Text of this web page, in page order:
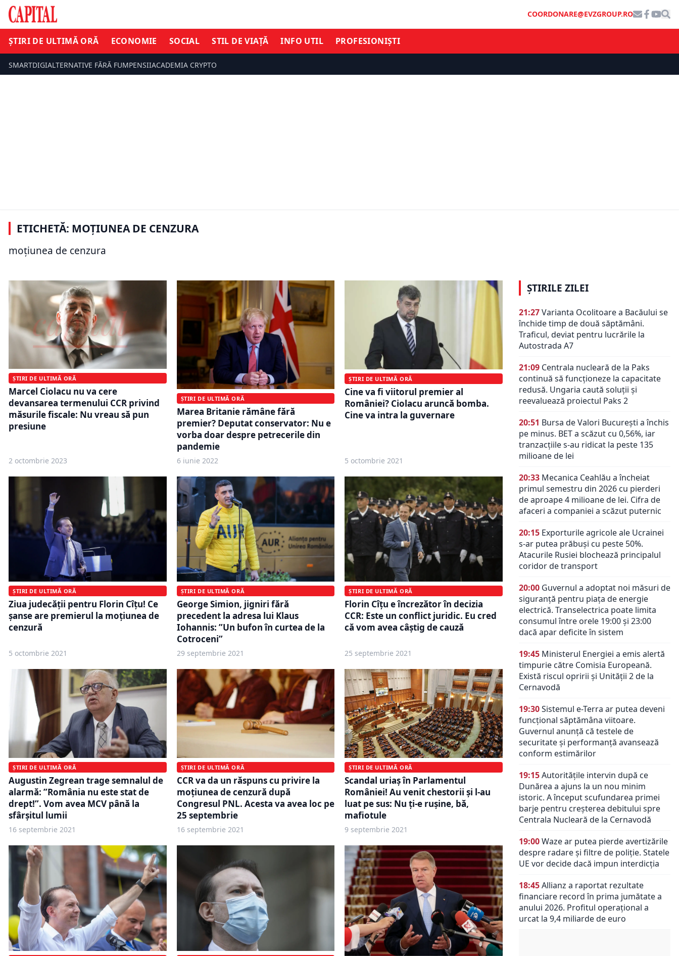
COORDONARE@EVZGROUP.RO
ȘTIRI DE ULTIMĂ ORĂ ECONOMIE SOCIAL STIL DE VIAȚĂ INFO UTIL PROFESIONIȘTI
SMARTDIGIALTERNATIVE FĂRĂ FUMPENSIIACADEMIA CRYPTO
ETICHETĂ: MOȚIUNEA DE CENZURA
moțiunea de cenzura
S&P avertizează asupra României.
Haosul politic de la București pune
presiune pe deficit și pe bugetul din
2027
Se conturează Alianța Reformistă,
ȘTIRI DE ULTIMĂ ORĂ
Marcel Ciolacu nu va cere
devansarea termenului CCR privind
măsurile fiscale: Nu vreau să pun
presiune
2 octombrie 2023
ȘTIRI DE ULTIMĂ ORĂ
Marea Britanie rămâne fără
premier? Deputat conservator: Nu e
vorba doar despre petrecerile din
pandemie
6 iunie 2022
ȘTIRI DE ULTIMĂ ORĂ
Cine va fi viitorul premier al
României? Ciolacu aruncă bomba.
Cine va intra la guvernare
5 octombrie 2021
ȘTIRI DE ULTIMĂ ORĂ
Ziua judecăţii pentru Florin Cîţu! Ce
şanse are premierul la moţiunea de
cenzură
5 octombrie 2021
ȘTIRI DE ULTIMĂ ORĂ
George Simion, jigniri fără
precedent la adresa lui Klaus
Iohannis: ”Un bufon în curtea de la
Cotroceni”
29 septembrie 2021
ȘTIRI DE ULTIMĂ ORĂ
Florin Cîțu e încrezător în decizia
CCR: Este un conflict juridic. Eu cred
că vom avea câştig de cauză
25 septembrie 2021
ȘTIRI DE ULTIMĂ ORĂ
Augustin Zegrean trage semnalul de
alarmă: ”România nu este stat de
drept!”. Vom avea MCV până la
sfârșitul lumii
16 septembrie 2021
ȘTIRI DE ULTIMĂ ORĂ
CCR va da un răspuns cu privire la
moțiunea de cenzură după
Congresul PNL. Acesta va avea loc pe
25 septembrie
16 septembrie 2021
ȘTIRI DE ULTIMĂ ORĂ
Scandal uriaș în Parlamentul
României! Au venit chestorii și l-au
luat pe sus: Nu ți-e rușine, bă,
mafiotule
9 septembrie 2021
ȘTIRILE ZILEI
21:27Varianta Ocolitoare a Bacăului se
închide timp de două săptămâni.
Traficul, deviat pentru lucrările la
Autostrada A7
21:09 Centrala nucleară de la Paks
continuă să funcționeze la capacitate
redusă. Ungaria caută soluții și
reevaluează proiectul Paks 2
20:51 Bursa de Valori București a închis
pe minus. BET a scăzut cu 0,56%, iar
tranzacțiile s-au ridicat la peste 135
milioane de lei
20:33 Mecanica Ceahlău a încheiat
primul semestru din 2026 cu pierderi
de aproape 4 milioane de lei. Cifra de
afaceri a companiei a scăzut puternic
20:15 Exporturile agricole ale Ucrainei
s-ar putea prăbuși cu peste 50%.
Atacurile Rusiei blochează principalul
coridor de transport
20:00 Guvernul a adoptat noi măsuri de
siguranță pentru piața de energie
electrică. Transelectrica poate limita
consumul între orele 19:00 și 23:00
dacă apar deficite în sistem
19:45 Ministerul Energiei a emis alertă
timpurie către Comisia Europeană.
Există riscul opririi și Unității 2 de la
Cernavodă
19:30Sistemul e-Terra ar putea deveni
funcțional săptămâna viitoare.
Guvernul anunță că testele de
securitate și performanță avansează
conform estimărilor
19:15Autoritățile intervin după ce
Dunărea a ajuns la un nou minim
istoric. A început scufundarea primei
barje pentru creșterea debitului spre
Centrala Nucleară de la Cernavodă
19:00Waze ar putea pierde avertizările
despre radare și filtre de poliție. Statele
UE vor decide dacă impun interdicția
18:45Allianz a raportat rezultate
financiare record în prima jumătate a
anului 2026. Profitul operațional a
urcat la 9,4 miliarde de euro